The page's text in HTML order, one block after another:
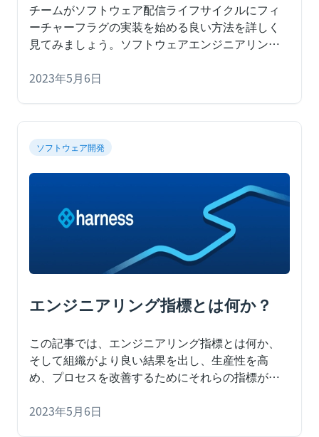
チームがソフトウェア配信ライフサイクルにフィ
ーチャーフラグの実装を始める良い方法を詳しく
見てみましょう。 ソフトウェアエンジニアリング
ーチャーフラグについての会話でよくある、次の
2023年5月6日
ソフトウェア開発
エンジニアリング指標とは何か？
この記事では、エンジニアリング指標とは何か、
そして組織がより良い結果を出し、生産性を高
め、プロセスを改善するためにそれらの指標がど
2023年5月6日